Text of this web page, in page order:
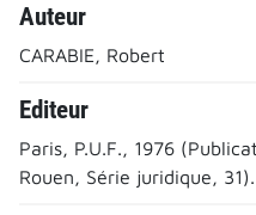
Auteur
CARABIE, Robert
Editeur
Paris, P.U.F., 1976
Rouen, Série juridique, 31).